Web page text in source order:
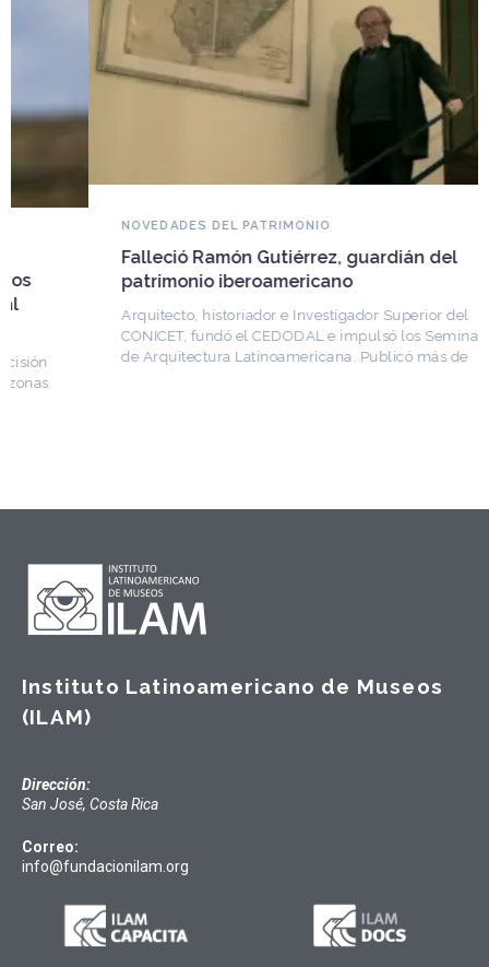
NOVEDADES DEL PATRIMONIO
Falleció Ramón Gutiérrez, guardián del
patrimonio iberoamericano
Arquitecto, historiador e Investigador Superior del
CONICET, fundó el CEDODAL e impulsó los Seminarios
de Arquitectura Latinoamericana. Publicó más de
Instituto Latinoamericano de Museos
(ILAM)
Dirección:
San José, Costa Rica
Correo:
info@fundacionilam.org